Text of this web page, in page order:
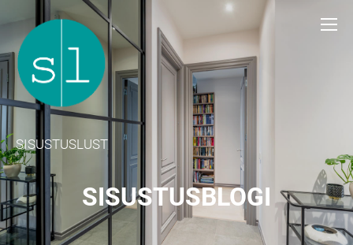
SISUSTUSLUST
SISUSTUSBLOGI